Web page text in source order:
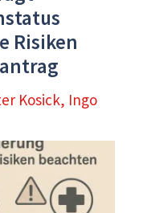
Risiken
Kosick, Ingo